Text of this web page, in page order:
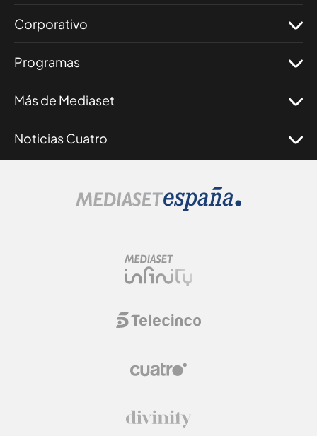
Corporativo
Programas
Más de Mediaset
Noticias Cuatro